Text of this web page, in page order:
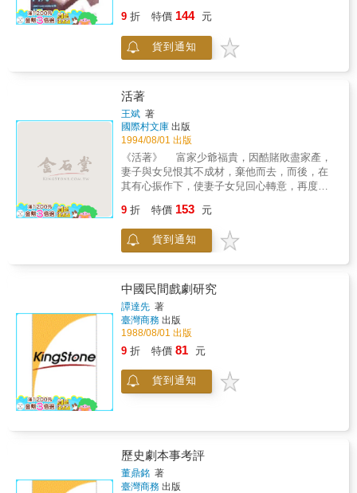
楓君預言為「遊戲的一代」人，以並非遊戲的
姿態與方式全線登場。 然而，這些呈現於文
化鏡城之間，出演於雙重或多重舞台之上的劇
目，不斷為縱橫交錯的目光所撕裂，又不斷地
的樂觀之帆所借重、所掠過，卻拒絕承載的文
化現實。所謂影壇「第六代」便是這九○年代的
一處霧中風景。
成元素，鏡頭種類和細密的鏡頭推移，聲部包
含對白、旁白、音樂、及音效、劇本中豐富的
影像交織，事件再度發生的敘事方式及文學性
上百幅直接從影片翻印下來的劇照，讀者可和
劇本中敘述畫面的文字對照閱讀。
9 折 特價 144 元
貨到通知
活著
王斌 著
國際村文庫 出版
1994/08/01 出版
《活著》 富家少爺福貴，因酷賭敗盡家產，
妻子與女兒恨其不成材，棄他而去，而後，在
其有心振作下，使妻子女兒回心轉意，再度回
家人面臨了人事變遷、及家人的生離死別，開
始對人事感到無常、無奈，漸漸體驗到人一定
要好好活著的重要，他們承受著命運，靠著許
福州，祖藉山東 縣。一九七０年中學畢業後
分別當過兵、工人、圖書館員、記者和編輯。
一九八三年開始操練文字，至今已發表文學和
影評以及散文、隨筆、報告文學七十餘萬字，
並著有《永恆的朝聖者－當代文學中的人類學
研究》。現為自由撰稿人，以文字為生，計劃
嘗試另一種創作－小說。偶而也會「流竄」至
影界去「瞅」幾眼，幫朋友策劃一下電影，算
9 折 特價 153 元
貨到通知
中國民間戲劇研究
譚達先 著
臺灣商務 出版
1988/08/01 出版
9 折 特價 81 元
貨到通知
歷史劇本事考評
董鼎銘 著
臺灣商務 出版